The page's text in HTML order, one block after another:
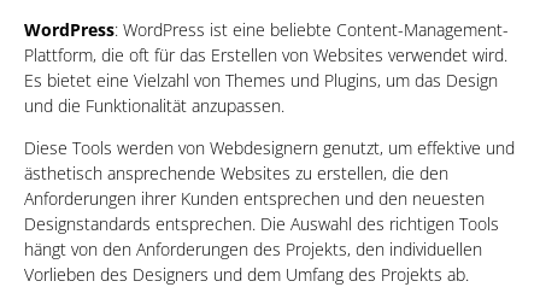
WordPress: WordPress ist eine beliebte Content-Management-
Plattform, die oft für das Erstellen von Websites verwendet wird.
Es bietet eine Vielzahl von Themes und Plugins, um das Design
und die Funktionalität anzupassen.
Diese Tools werden von Webdesignern genutzt, um effektive und
ästhetisch ansprechende Websites zu erstellen, die den
Anforderungen ihrer Kunden entsprechen und den neuesten
Designstandards entsprechen. Die Auswahl des richtigen Tools
hängt von den Anforderungen des Projekts, den individuellen
Vorlieben des Designers und dem Umfang des Projekts ab.